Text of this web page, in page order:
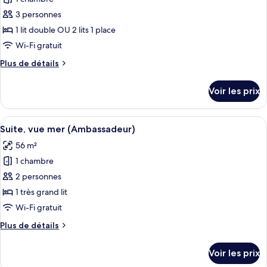
piscine
ce
type
de
chambre :
Chambre
mer
3 personnes
1 lit double OU 2 lits 1 place
Wi-Fi gratuit
Plus de détails
Plus
le
type
de
Chambre
Double,
vue
mer
Voir les prix
Afficher
toutes
les
photos
pour
ce
type
chambre :
Une chambre d’hôtel avec un lit, un
16
Suite, vue mer (Ambassadeur)
56 m²
1 chambre
2 personnes
1 très grand lit
Wi-Fi gratuit
Plus de détails
Plus
Voir les prix